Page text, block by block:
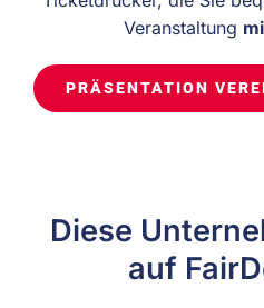
Veranstaltung
PRÄSENTATION
Diese
auf